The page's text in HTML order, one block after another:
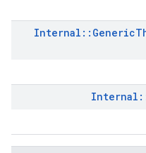
Internal :: Generic
Internal